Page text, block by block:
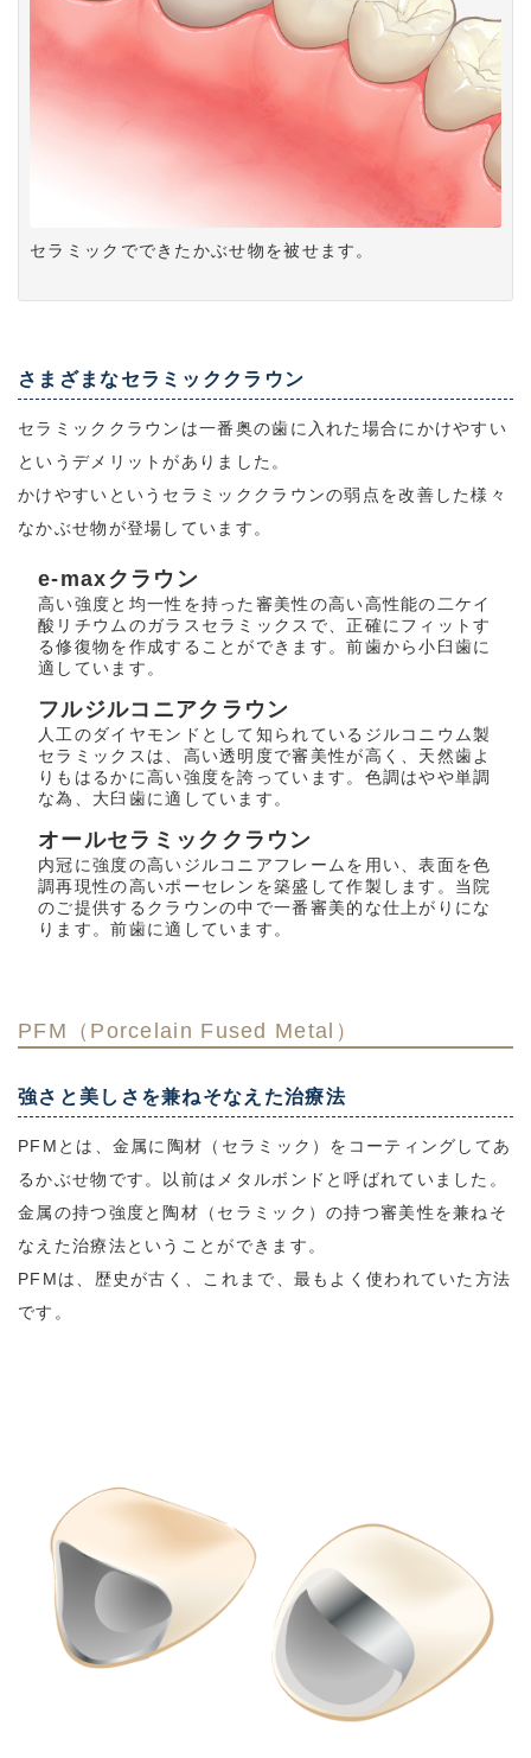
セラミックでできたかぶせ物を被せます。
さまざまなセラミッククラウン
セラミッククラウンは一番奥の歯に入れた場合にかけやすい
というデメリットがありました。
かけやすいというセラミッククラウンの弱点を改善した様々
なかぶせ物が登場しています。
e-maxクラウン
高い強度と均一性を持った審美性の高い高性能の二ケイ
酸リチウムのガラスセラミックスで、正確にフィットす
る修復物を作成することができます。前歯から小臼歯に
適しています。
フルジルコニアクラウン
人工のダイヤモンドとして知られているジルコニウム製
セラミックスは、高い透明度で審美性が高く、天然歯よ
りもはるかに高い強度を誇っています。色調はやや単調
な為、大臼歯に適しています。
オールセラミッククラウン
内冠に強度の高いジルコニアフレームを用い、表面を色
調再現性の高いポーセレンを築盛して作製します。当院
のご提供するクラウンの中で一番審美的な仕上がりにな
ります。前歯に適しています。
PFM（Porcelain Fused Metal）
強さと美しさを兼ねそなえた治療法
PFMとは、金属に陶材（セラミック）をコーティングしてあ
るかぶせ物です。以前はメタルボンドと呼ばれていました。
金属の持つ強度と陶材（セラミック）の持つ審美性を兼ねそ
なえた治療法ということができます。
PFMは、歴史が古く、これまで、最もよく使われていた方法
です。